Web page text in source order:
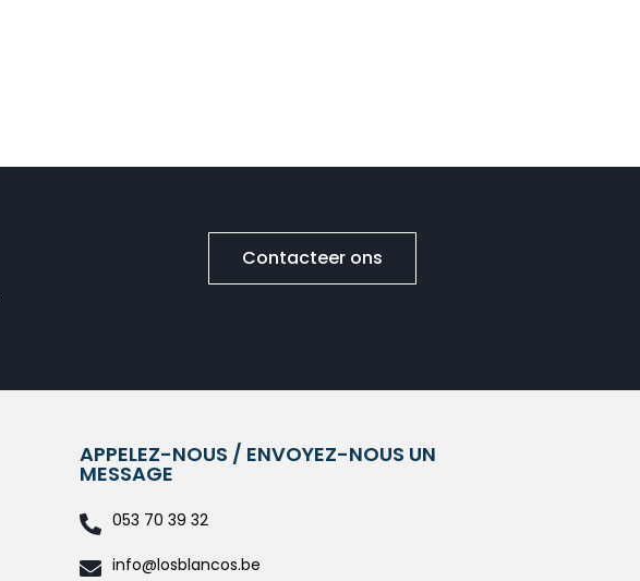
Contacteer ons
APPELEZ-NOUS / ENVOYEZ-NOUS UN
MESSAGE
053 70 39 32
info@losblancos.be